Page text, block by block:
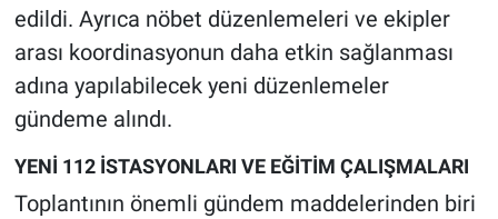
edildi. Ayrıca nöbet düzenlemeleri ve ekipler
arası koordinasyonun daha etkin sağlanması
adına yapılabilecek yeni düzenlemeler
gündeme alındı.
YENİ 112 İSTASYONLARI VE EĞİTİM ÇALIŞMALARI
Toplantının önemli gündem maddelerinden biri